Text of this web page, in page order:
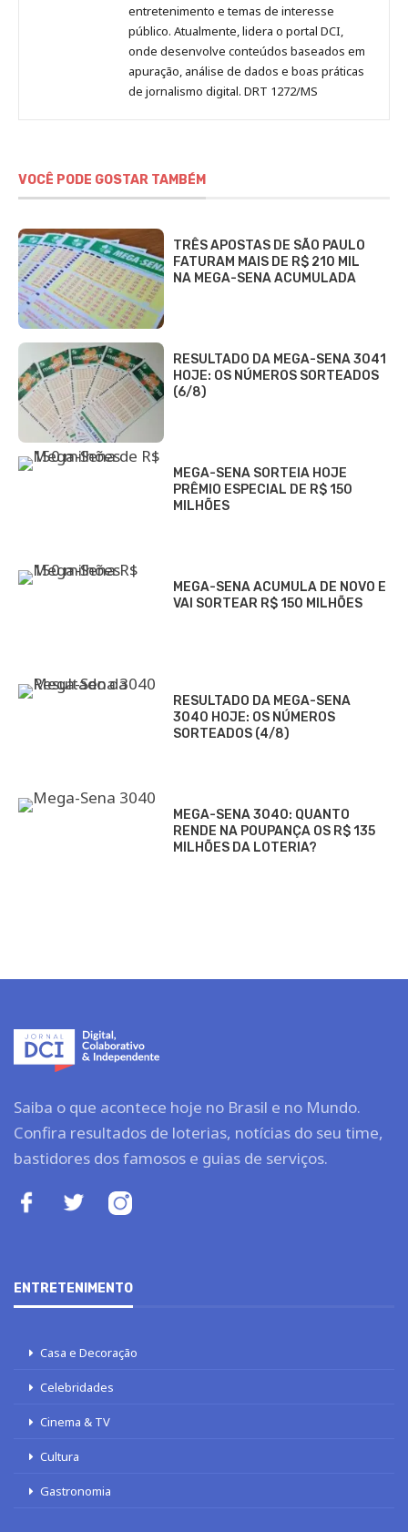
entretenimento e temas de interesse
público. Atualmente, lidera o portal DCI,
onde desenvolve conteúdos baseados em
apuração, análise de dados e boas práticas
de jornalismo digital. DRT 1272/MS
VOCÊ PODE GOSTAR TAMBÉM
TRÊS APOSTAS DE SÃO PAULO
FATURAM MAIS DE R$ 210 MIL
NA MEGA-SENA ACUMULADA
RESULTADO DA MEGA-SENA 3041
HOJE: OS NÚMEROS SORTEADOS
(6/8)
MEGA-SENA SORTEIA HOJE
PRÊMIO ESPECIAL DE R$ 150
MILHÕES
MEGA-SENA ACUMULA DE NOVO E
VAI SORTEAR R$ 150 MILHÕES
RESULTADO DA MEGA-SENA
3040 HOJE: OS NÚMEROS
SORTEADOS (4/8)
MEGA-SENA 3040: QUANTO
RENDE NA POUPANÇA OS R$ 135
MILHÕES DA LOTERIA?
Saiba o que acontece hoje no Brasil e no Mundo.
Confira resultados de loterias, notícias do seu time,
bastidores dos famosos e guias de serviços.
ENTRETENIMENTO
Casa e Decoração
Celebridades
Cinema & TV
Cultura
Gastronomia